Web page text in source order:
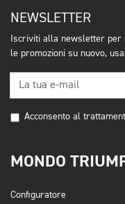
NEWSLETTER
Iscriviti alla newsletter per
le promozioni su nuovo,
Acconsento al
MONDO
Configuratore